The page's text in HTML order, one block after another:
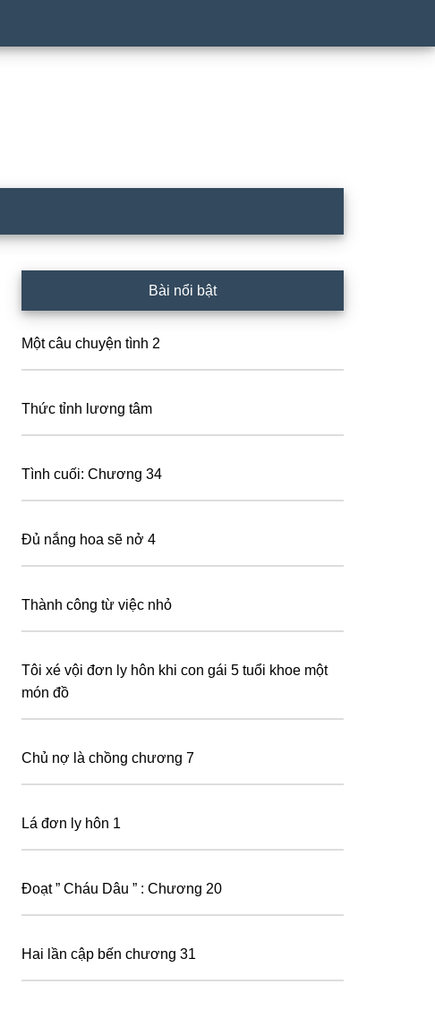
Sidebar
Bài nổi bật
Một câu chuyện tình 2
Thức tỉnh lương tâm
Tình cuối: Chương 34
Đủ nắng hoa sẽ nở 4
Thành công từ việc nhỏ
Tôi xé vội đơn ly hôn khi con gái 5 tuổi khoe một
món đồ
Chủ nợ là chồng chương 7
Lá đơn ly hôn 1
Đoạt ” Cháu Dâu ” : Chương 20
Hai lần cập bến chương 31